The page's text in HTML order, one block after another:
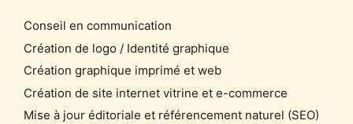
Conseil en communication
Création de logo / Identité graphique
Création graphique imprimé et web
Création de site internet vitrine et e-commerce
Mise à jour éditoriale et référencement naturel (SEO)